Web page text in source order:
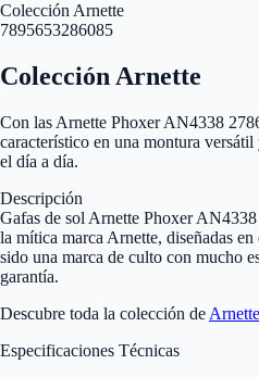
Colección Arnette
7895653286085
Colección Arnette
Con las Arnette Phoxer AN4338
característico en una montura
el día a día.
Descripción
Gafas de sol Arnette Phoxer
la mítica marca Arnette, diseñadas
sido una marca de culto con mucho
garantía.
Descubre toda la colección de Arnette
Especificaciones Técnicas